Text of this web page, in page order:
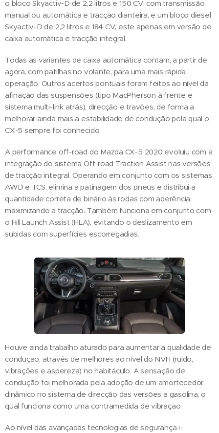
o bloco Skyactiv-D de 2,2 litros e 150 CV, com transmissão
manual ou automática e tracção dianteira, e um bloco diesel
Skyactiv-D de 2,2 litros e 184 CV, este apenas em versão de
caixa automática e tracção integral.
Todas as variantes de caixa automática contam, a partir de
agora, com patilhas no volante, para uma mais rápida
operação. Outros acertos pontuais foram feitos ao nível da
afinação das suspensões (tipo MacPherson à frente e
sistema multi-link atrás), direcção e travões, de forma a
melhorar ainda mais a estabilidade de condução pela qual o
CX-5 sempre foi conhecido.
A performance off-road do Mazda CX-5 2020 evoluiu com a
integração do sistema Off-road Traction Assist nas versões
de tracção integral. Operando em conjunto com os sistemas
AWD e TCS, elimina a patinagem dos pneus e distribui a
quantidade correta de binário às rodas com aderência,
maximizando a tracção. Também funciona em conjunto com
o Hill Launch Assist (HLA), evitando o deslizamento em
subidas com superfícies escorregadias.
Houve ainda trabalho aturado para aumentar a qualidade de
condução, através de melhores ao nível do NVH (ruído,
vibrações e aspereza) no habitáculo. A sensação de
condução foi melhorada pela adoção de um amortecedor
dinâmico no sistema de direcção das versões a gasolina, o
qual funciona como uma contramedida de vibração.
Ao nível das avançadas tecnologias de segurança i-